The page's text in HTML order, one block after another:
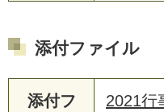
添付ファイル
添付フ
2021行